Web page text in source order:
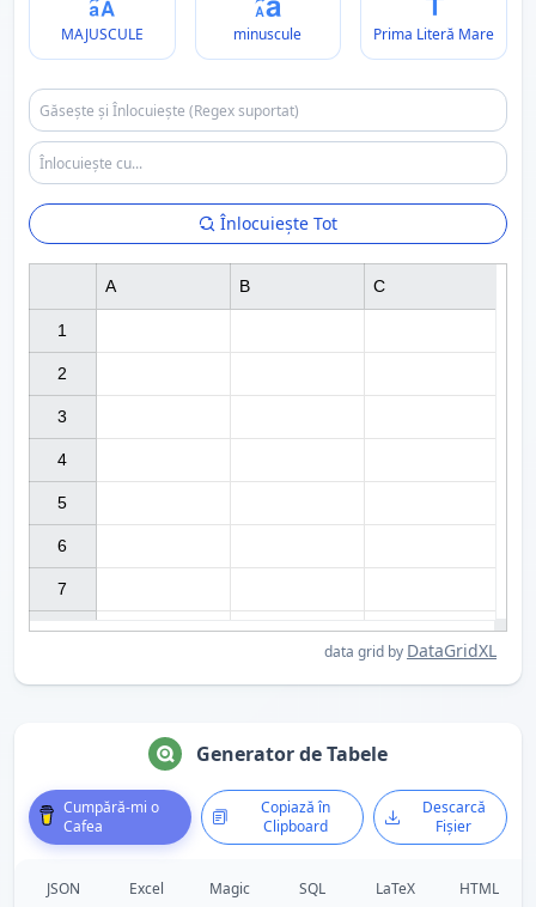
MAJUSCULE minuscule Prima Literă Mare
Înlocuiește Tot
1
2
3
4
5
6
7
A B C
data grid by DataGridXL
Generator de Tabele
Cumpără-mi o
Cafea
Copiază în
Clipboard
Descarcă
Fișier
JSON Excel Magic SQL LaTeX HTML